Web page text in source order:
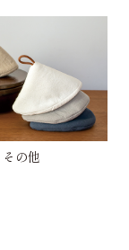
その他